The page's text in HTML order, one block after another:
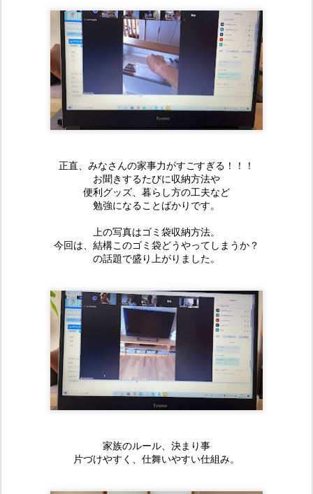
正直、みなさんの家事力がすごすぎる！！！
お聞きするたびに収納方法や
便利グッズ、暮らし方の工夫など
勉強になることばかりです。
上の写真はゴミ袋収納方法。
今回は、結構このゴミ袋どうやってしまうか？
の話題で盛り上がりました。
家族のルール、決まり事
片づけやすく、仕舞いやすい仕組み。